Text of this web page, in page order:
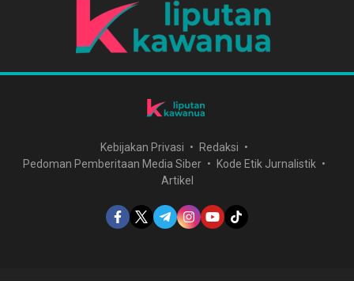
Kebijakan Privasi
Redaksi
Pedoman Pemberitaan Media Siber
Kode Etik Jurnalistik
Artikel